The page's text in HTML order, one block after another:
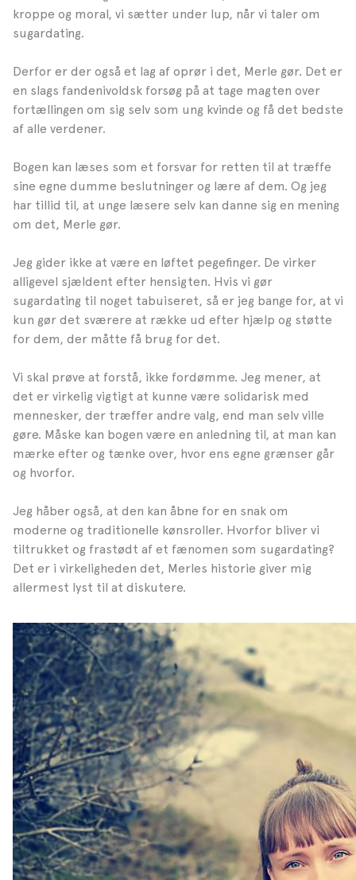
kroppe og moral, vi sætter under lup, når vi taler om
sugardating.
Derfor er der også et lag af oprør i det, Merle gør. Det er
en slags fandenivoldsk forsøg på at tage magten over
fortællingen om sig selv som ung kvinde og få det bedste
af alle verdener.
Bogen kan læses som et forsvar for retten til at træffe
sine egne dumme beslutninger og lære af dem. Og jeg
har tillid til, at unge læsere selv kan danne sig en mening
om det, Merle gør.
Jeg gider ikke at være en løftet pegefinger. De virker
alligevel sjældent efter hensigten. Hvis vi gør
sugardating til noget tabuiseret, så er jeg bange for, at vi
kun gør det sværere at række ud efter hjælp og støtte
for dem, der måtte få brug for det.
Vi skal prøve at forstå, ikke fordømme. Jeg mener, at
det er virkelig vigtigt at kunne være solidarisk med
mennesker, der træffer andre valg, end man selv ville
gøre. Måske kan bogen være en anledning til, at man kan
mærke efter og tænke over, hvor ens egne grænser går
og hvorfor.
Jeg håber også, at den kan åbne for en snak om
moderne og traditionelle kønsroller. Hvorfor bliver vi
tiltrukket og frastødt af et fænomen som sugardating?
Det er i virkeligheden det, Merles historie giver mig
allermest lyst til at diskutere.